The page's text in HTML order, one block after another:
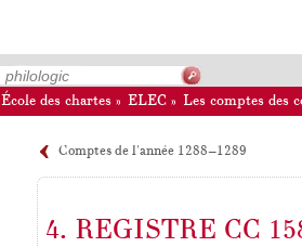
École des chartes » ELEC» Les comptes des
Comptes de l'année 1288–1289
4. REGISTRE CC